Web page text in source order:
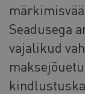
Seadusega
vajalikud